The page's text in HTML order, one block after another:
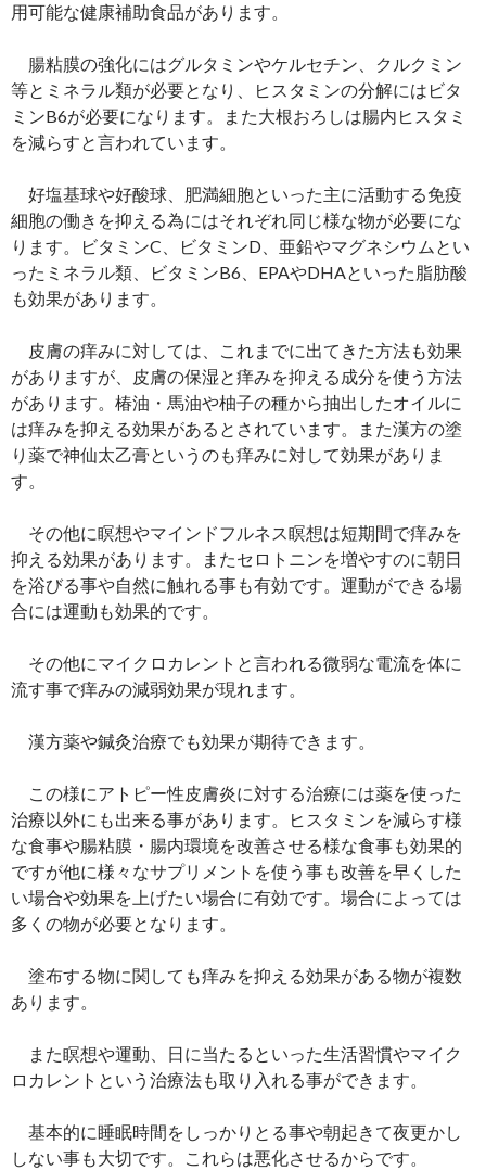
用可能な健康補助食品があります。
腸粘膜の強化にはグルタミンやケルセチン、クルクミン
等とミネラル類が必要となり、ヒスタミンの分解にはビタ
ミンB6が必要になります。また大根おろしは腸内ヒスタミ
を減らすと言われています。
好塩基球や好酸球、肥満細胞といった主に活動する免疫
細胞の働きを抑える為にはそれぞれ同じ様な物が必要にな
ります。ビタミンC、ビタミンD、亜鉛やマグネシウムとい
ったミネラル類、ビタミンB6、EPAやDHAといった脂肪酸
も効果があります。
皮膚の痒みに対しては、これまでに出てきた方法も効果
がありますが、皮膚の保湿と痒みを抑える成分を使う方法
があります。椿油・馬油や柚子の種から抽出したオイルに
は痒みを抑える効果があるとされています。また漢方の塗
り薬で神仙太乙膏というのも痒みに対して効果がありま
す。
その他に瞑想やマインドフルネス瞑想は短期間で痒みを
抑える効果があります。またセロトニンを増やすのに朝日
を浴びる事や自然に触れる事も有効です。運動ができる場
合には運動も効果的です。
その他にマイクロカレントと言われる微弱な電流を体に
流す事で痒みの減弱効果が現れます。
漢方薬や鍼灸治療でも効果が期待できます。
この様にアトピー性皮膚炎に対する治療には薬を使った
治療以外にも出来る事があります。ヒスタミンを減らす様
な食事や腸粘膜・腸内環境を改善させる様な食事も効果的
ですが他に様々なサプリメントを使う事も改善を早くした
い場合や効果を上げたい場合に有効です。場合によっては
多くの物が必要となります。
塗布する物に関しても痒みを抑える効果がある物が複数
あります。
また瞑想や運動、日に当たるといった生活習慣やマイク
ロカレントという治療法も取り入れる事ができます。
基本的に睡眠時間をしっかりとる事や朝起きて夜更かし
しない事も大切です。これらは悪化させるからです。